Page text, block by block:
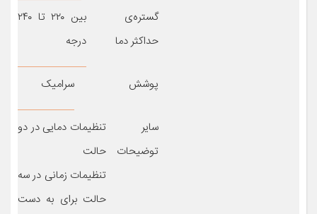
گستره‌ی
حداکثر دما
بین ۲۲۰ تا ۲۴۰
درجه
پوشش سرامیک
سایر
توضیحات
تنظیمات دمایی در دو
حالت
تنظیمات زمانی در سه
حالت برای به دست